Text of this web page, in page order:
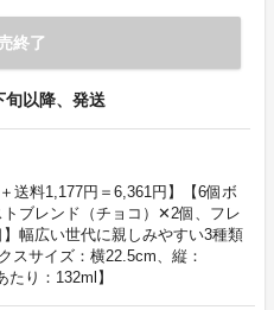
終了
旬以降、発送
送料1,177円＝6,361円】【6個ボ
ブレンド（チョコ）✕2個、フレ
幅広い世代に親しみやすい3種類
スサイズ：横22.5cm、縦：
り：132ml】